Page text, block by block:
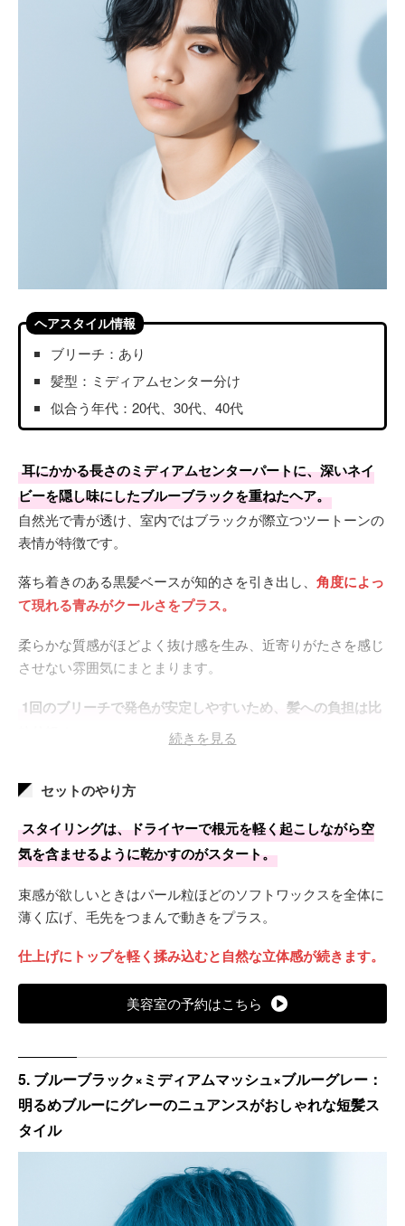
ヘアスタイル情報
ブリーチ：あり
髪型：ミディアムセンター分け
似合う年代：20代、30代、40代
耳にかかる長さのミディアムセンターパートに、深いネイ
ビーを隠し味にしたブルーブラックを重ねたヘア。
自然光で青が透け、室内ではブラックが際立つツートーンの
表情が特徴です。
落ち着きのある黒髪ベースが知的さを引き出し、 角度によっ
て現れる青みがクールさをプラス。
柔らかな質感がほどよく抜け感を生み、近寄りがたさを感じ
させない雰囲気にまとまります。
1回のブリーチで発色が安定しやすいため、髪への負担は比
やかにフェードします。
根元とのギャップが気になり始めるタイミングは約1か月が
目安。
続きを見る
セットのやり方
スタイリングは、ドライヤーで根元を軽く起こしながら空
気を含ませるように乾かすのがスタート。
束感が欲しいときはパール粒ほどのソフトワックスを全体に
薄く広げ、毛先をつまんで動きをプラス。
仕上げにトップを軽く揉み込むと自然な立体感が続きます。
美容室の予約はこちら
5. ブルーブラック×ミディアムマッシュ×ブルーグレー：
明るめブルーにグレーのニュアンスがおしゃれな短髪ス
タイル